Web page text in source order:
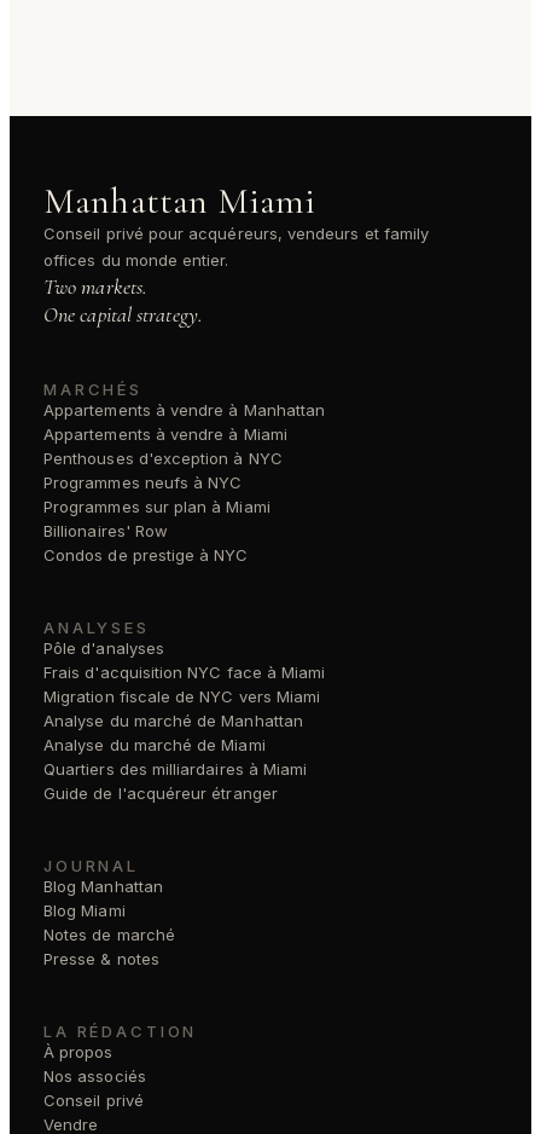
Manhattan Miami
Conseil privé pour acquéreurs, vendeurs et family
offices du monde entier.
Two markets.
One capital strategy.
MARCHÉS
Appartements à vendre à Manhattan
Appartements à vendre à Miami
Penthouses d'exception à NYC
Programmes neufs à NYC
Programmes sur plan à Miami
Billionaires' Row
Condos de prestige à NYC
ANALYSES
Pôle d'analyses
Frais d'acquisition NYC face à Miami
Migration fiscale de NYC vers Miami
Analyse du marché de Manhattan
Analyse du marché de Miami
Quartiers des milliardaires à Miami
Guide de l'acquéreur étranger
JOURNAL
Blog Manhattan
Blog Miami
Notes de marché
Presse & notes
LA RÉDACTION
À propos
Nos associés
Conseil privé
Vendre